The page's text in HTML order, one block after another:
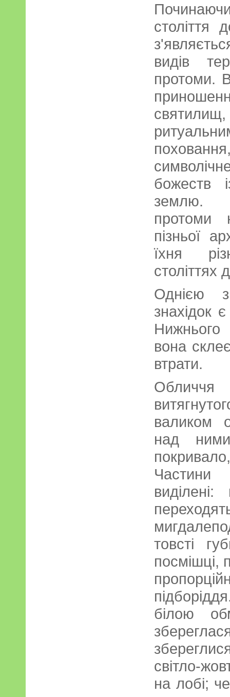
століття
видів
протоми.
божеств
землю.
протоми
пізньої
їхня
століттях
Однією з
знахідок
Нижнього
вона
втрати.
валиком
над
товсті
посмішці,
білою
світло-
на лобі;